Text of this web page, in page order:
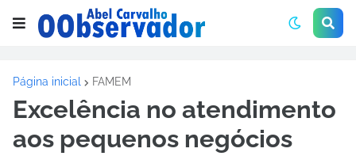
Página inicial FAMEM
Excelência no atendimento
aos pequenos negócios